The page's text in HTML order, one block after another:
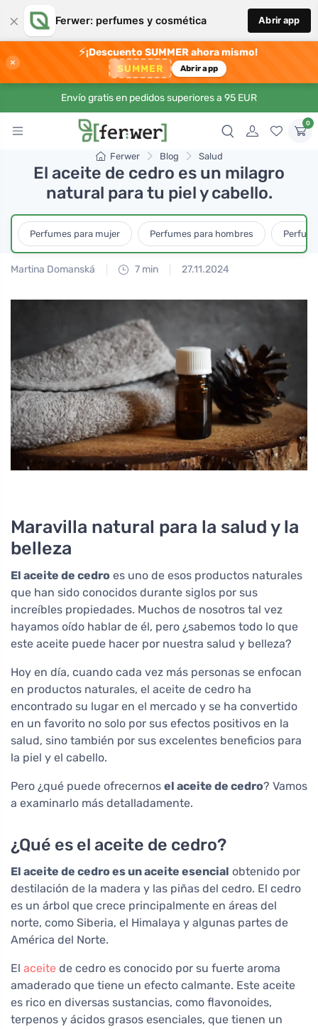
× Ferwer: perfumes y cosmética Abrir app
×
⚡¡Descuento SUMMER ahora mismo!
SUMMER Abrir app
Envío gratis en pedidos superiores a 95 EUR
0
Ferwer Blog Salud
El aceite de cedro es un milagro
natural para tu piel y cabello.
Perfumes para mujer Perfumes para hombres
Martina Domanská 7 min 27.11.2024
Maravilla natural para la salud y la
belleza
El aceite de cedro es uno de esos productos naturales
que han sido conocidos durante siglos por sus
increíbles propiedades. Muchos de nosotros tal vez
hayamos oído hablar de él, pero ¿sabemos todo lo que
este aceite puede hacer por nuestra salud y belleza?
Hoy en día, cuando cada vez más personas se enfocan
en productos naturales, el aceite de cedro ha
encontrado su lugar en el mercado y se ha convertido
en un favorito no solo por sus efectos positivos en la
salud, sino también por sus excelentes beneficios para
la piel y el cabello.
Pero ¿qué puede ofrecernos el aceite de cedro? Vamos
a examinarlo más detalladamente.
¿Qué es el aceite de cedro?
El aceite de cedro es un aceite esencial obtenido por
destilación de la madera y las piñas del cedro. El cedro
es un árbol que crece principalmente en áreas del
norte, como Siberia, el Himalaya y algunas partes de
América del Norte.
El aceite de cedro es conocido por su fuerte aroma
amaderado que tiene un efecto calmante. Este aceite
es rico en diversas sustancias, como flavonoides,
terpenos y ácidos grasos esenciales, que tienen un